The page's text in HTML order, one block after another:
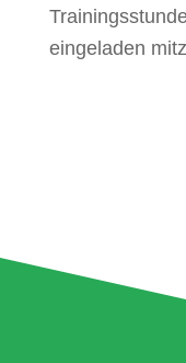
eingeladen